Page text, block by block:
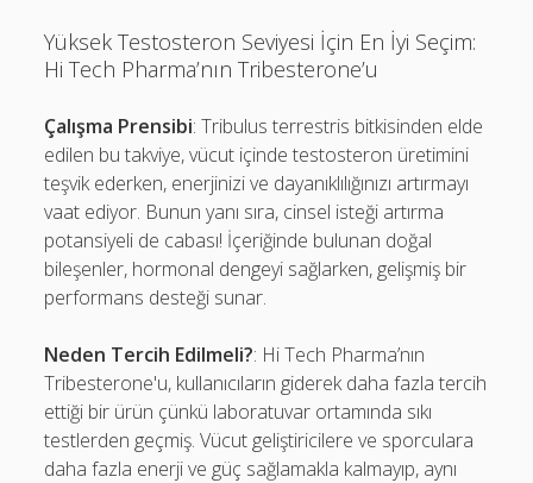
Yüksek Testosteron Seviyesi İçin En İyi Seçim:
Hi Tech Pharma’nın Tribesterone’u
Çalışma Prensibi: Tribulus terrestris bitkisinden elde
edilen bu takviye, vücut içinde testosteron üretimini
teşvik ederken, enerjinizi ve dayanıklılığınızı artırmayı
vaat ediyor. Bunun yanı sıra, cinsel isteği artırma
potansiyeli de cabası! İçeriğinde bulunan doğal
bileşenler, hormonal dengeyi sağlarken, gelişmiş bir
performans desteği sunar.
Neden Tercih Edilmeli?: Hi Tech Pharma’nın
Tribesterone'u, kullanıcıların giderek daha fazla tercih
ettiği bir ürün çünkü laboratuvar ortamında sıkı
testlerden geçmiş. Vücut geliştiricilere ve sporculara
daha fazla enerji ve güç sağlamakla kalmayıp, aynı